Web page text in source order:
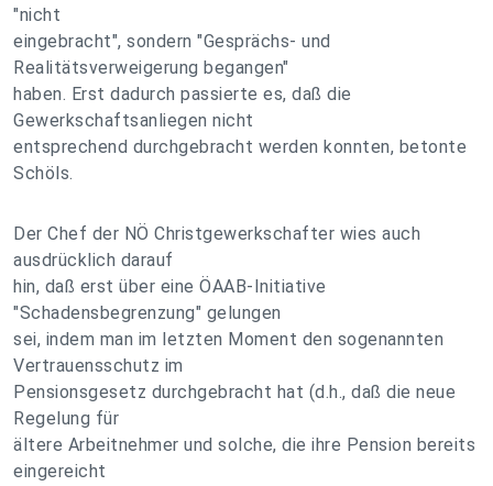
"nicht
eingebracht", sondern "Gesprächs- und
Realitätsverweigerung begangen"
haben. Erst dadurch passierte es, daß die
Gewerkschaftsanliegen nicht
entsprechend durchgebracht werden konnten, betonte
Schöls.
Der Chef der NÖ Christgewerkschafter wies auch
ausdrücklich darauf
hin, daß erst über eine ÖAAB-Initiative
"Schadensbegrenzung" gelungen
sei, indem man im letzten Moment den sogenannten
Vertrauensschutz im
Pensionsgesetz durchgebracht hat (d.h., daß die neue
Regelung für
ältere Arbeitnehmer und solche, die ihre Pension bereits
eingereicht